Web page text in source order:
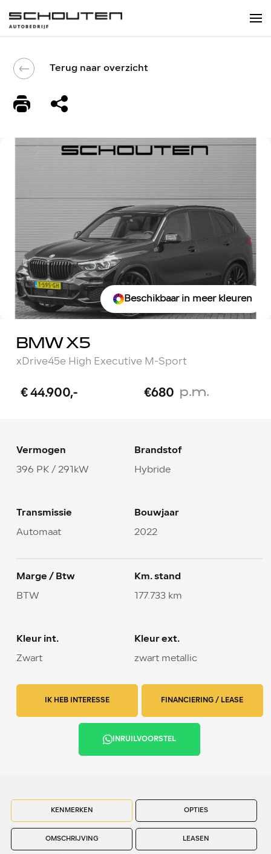
Terug naar overzicht
Beschikbaar in meer kleuren
BMW X5
xDrive45e High Executive M-Sport
€ 44.900,- €680 p.m.
Vermogen
396 PK / 291kW
Brandstof
Hybride
Transmissie
Automaat
Bouwjaar
2022
Marge / Btw
BTW
Km. stand
177.733 km
Kleur int.
Zwart
Kleur ext.
zwart metallic
IK HEB INTERESSE FINANCIERING / LEASE
INRUILVOORSTEL
KENMERKEN OPTIES
OMSCHRIJVING LEASEN